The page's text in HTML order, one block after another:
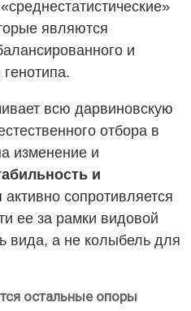
являются
и
всю дарвиновскую
отбора в
изменение и
и
сопротивляется
ее за рамки видовой
вида, а не колыбель для
остальные опоры